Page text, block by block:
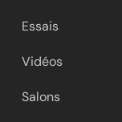
Essais
Vidéos
Salons